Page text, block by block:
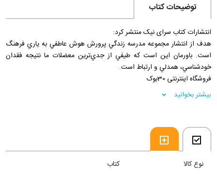
توضیحات کتاب
انتشارات کتاب سرای نیک منتشر کرد:
هدف از انتشار مجموعه مدرسه زندگي پرورش هوش عاطفي به ياري فرهنگ
است. باورمان اين است كه طيفي از جدي‌ترين معضلات ما نتيجه‌ فقدان
خودشناسي، همدلي و ارتباط است.
فروشگاه اینترنتی 30بوک
بیشتر بخوانید
نوع کالا کتاب